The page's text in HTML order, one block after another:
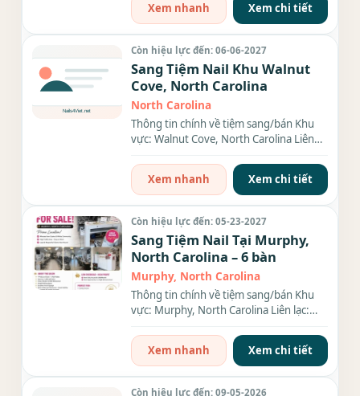
Xem nhanh
Xem chi tiết
Còn hiệu lực đến: 06-06-2027
Sang Tiệm Nail Khu Walnut
Cove, North Carolina
North Carolina
Thông tin chính về tiệm sang/bán Khu
vực: Walnut Cove, North Carolina Liên
Xem nhanh
Xem chi tiết
Còn hiệu lực đến: 05-23-2027
Sang Tiệm Nail Tại Murphy,
North Carolina – 6 bàn
Murphy, North Carolina
Thông tin chính về tiệm sang/bán Khu
vực: Murphy, North Carolina Liên lạc:
Xem nhanh
Xem chi tiết
Còn hiệu lực đến: 09-05-2026